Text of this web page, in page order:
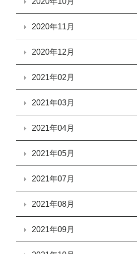
2020年11月
2020年12月
2021年02月
2021年03月
2021年04月
2021年05月
2021年07月
2021年08月
2021年09月